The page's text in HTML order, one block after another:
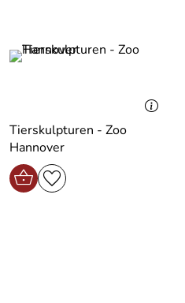
Tierskulpturen - Zoo
Hannover